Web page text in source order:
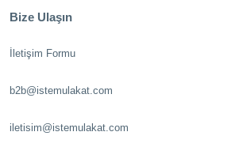
Bize Ulaşın
İletişim Formu
b2b@istemulakat.com
iletisim@istemulakat.com